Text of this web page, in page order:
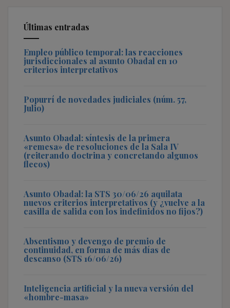
Últimas entradas
Empleo público temporal: las reacciones
jurisdiccionales al asunto Obadal en 10
criterios interpretativos
Popurrí de novedades judiciales (núm. 57,
Julio)
Asunto Obadal: síntesis de la primera
«remesa» de resoluciones de la Sala IV
(reiterando doctrina y concretando algunos
flecos)
Asunto Obadal: la STS 30/06/26 aquilata
nuevos criterios interpretativos (y ¿vuelve a la
casilla de salida con los indefinidos no fijos?)
Absentismo y devengo de premio de
continuidad, en forma de más días de
descanso (STS 16/06/26)
Inteligencia artificial y la nueva versión del
«hombre-masa»